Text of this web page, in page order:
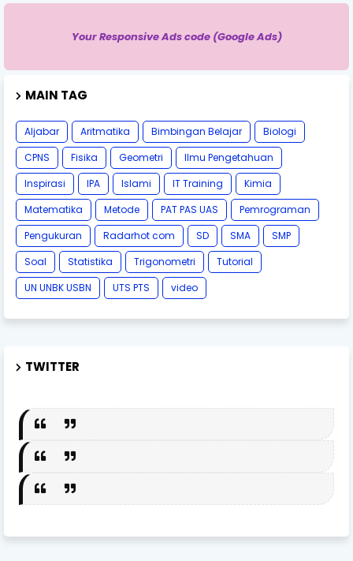
Your Responsive Ads code (Google Ads)
MAIN TAG
Aljabar Aritmatika Bimbingan Belajar
Biologi
CPNS
Fisika Geometri
Ilmu Pengetahuan
Inspirasi
IPA Islami IT Training
Kimia
Matematika
Metode PAT PAS UAS
Pemrograman
Pengukuran
Radarhot com SD SMA
SMP
Soal
Statistika Trigonometri
Tutorial
UN UNBK USBN
UTS PTS video
TWITTER